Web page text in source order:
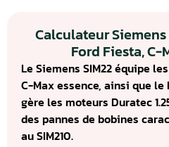
Calculateur Siemens
Ford Fiesta, C-
Le Siemens SIM22 équipe
C-Max essence, ainsi que le
gère les moteurs Duratec
des pannes de bobines
au SIM210.